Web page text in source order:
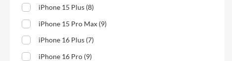
iPhone
16
Pro
iPhone 15 Plus (8)
iPhone 15 Pro Max (9)
iPhone 16 Plus (7)
iPhone 16 Pro (9)